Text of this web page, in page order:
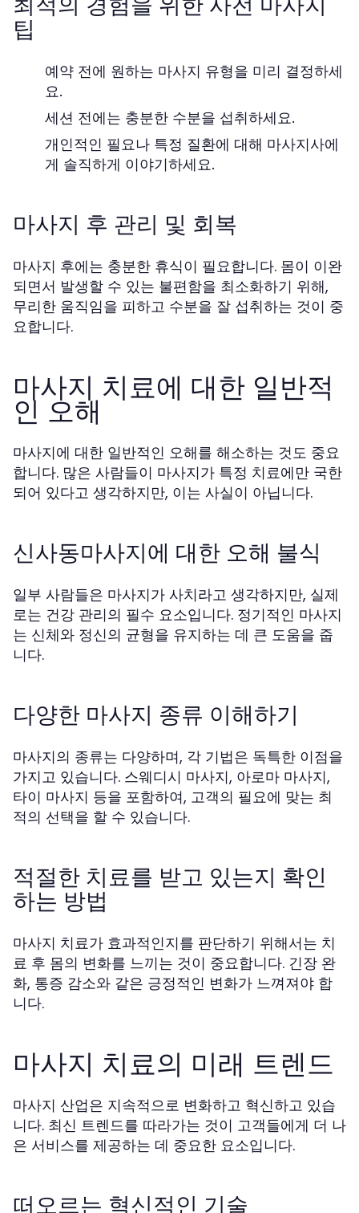
팁
예약 전에 원하는 마사지 유형을 미리 결정하세
요.
세션 전에는 충분한 수분을 섭취하세요.
개인적인 필요나 특정 질환에 대해 마사지사에
게 솔직하게 이야기하세요.
마사지 후 관리 및 회복
마사지 후에는 충분한 휴식이 필요합니다. 몸이 이완
되면서 발생할 수 있는 불편함을 최소화하기 위해,
무리한 움직임을 피하고 수분을 잘 섭취하는 것이 중
요합니다.
마사지 치료에 대한 일반적
인 오해
마사지에 대한 일반적인 오해를 해소하는 것도 중요
합니다. 많은 사람들이 마사지가 특정 치료에만 국한
되어 있다고 생각하지만, 이는 사실이 아닙니다.
신사동마사지에 대한 오해 불식
일부 사람들은 마사지가 사치라고 생각하지만, 실제
로는 건강 관리의 필수 요소입니다. 정기적인 마사지
는 신체와 정신의 균형을 유지하는 데 큰 도움을 줍
니다.
다양한 마사지 종류 이해하기
마사지의 종류는 다양하며, 각 기법은 독특한 이점을
가지고 있습니다. 스웨디시 마사지, 아로마 마사지,
타이 마사지 등을 포함하여, 고객의 필요에 맞는 최
적의 선택을 할 수 있습니다.
적절한 치료를 받고 있는지 확인
하는 방법
마사지 치료가 효과적인지를 판단하기 위해서는 치
료 후 몸의 변화를 느끼는 것이 중요합니다. 긴장 완
화, 통증 감소와 같은 긍정적인 변화가 느껴져야 합
니다.
마사지 치료의 미래 트렌드
마사지 산업은 지속적으로 변화하고 혁신하고 있습
니다. 최신 트렌드를 따라가는 것이 고객들에게 더 나
은 서비스를 제공하는 데 중요한 요소입니다.
떠오르는 혁신적인 기술